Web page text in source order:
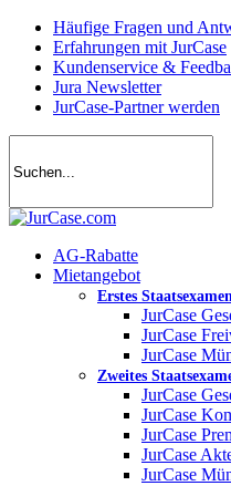
Skip
main
content
Häufige Fragen und
Erfahrungen mit JurCase
Kundenservice &
Jura Newsletter
JurCase-Partner werden
search
account
Menu
AG-Rabatte
Mietangebot
Erstes
JurCase
JurCase
JurCase
Zweites
JurCase
JurCase
JurCase
JurCase
JurCase